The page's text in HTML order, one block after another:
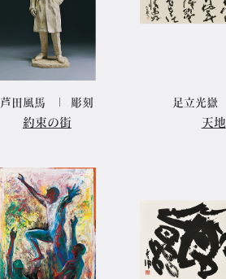
芦田風馬 彫刻
約束の街
足立光嶽
天地